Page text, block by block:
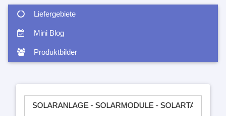
Liefergebiete
Mini Blog
Produktbilder
- SOLARMODULE - SOLARTASCHEN -